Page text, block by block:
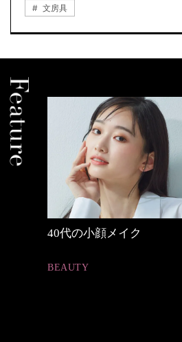
文房具
優木まおみさん「女の時間